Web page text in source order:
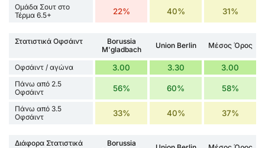
Ομάδα Σουτ στο
Τέρμα 6.5+
22% 40% 31%
Στατιστικά Οφσάιντ
Borussia
M'gladbach
Union Berlin Μέσος Όρος
Οφσάιντ / αγώνα 3.00 3.30 3.00
Πάνω από 2.5
Οφσάιντ
56% 60% 58%
Πάνω από 3.5
Οφσάιντ
33% 40% 37%
Διάφορα Στατιστικά
Borussia